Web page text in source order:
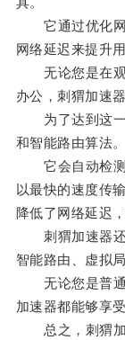
它通过优化网
网络延迟来提升
无论您是在观
办公，刺猬加速
为了达到这一
和智能路由算法。
它会自动检测
以最快的速度传
降低了网络延迟
刺猬加速器还
智能路由、虚拟
无论您是普通
加速器都能够享
总之，刺猬加